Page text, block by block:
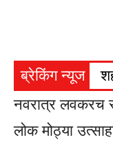
ब्रेकिंग न्यूज
नवरात्र लवकरच
लोक मोठ्या